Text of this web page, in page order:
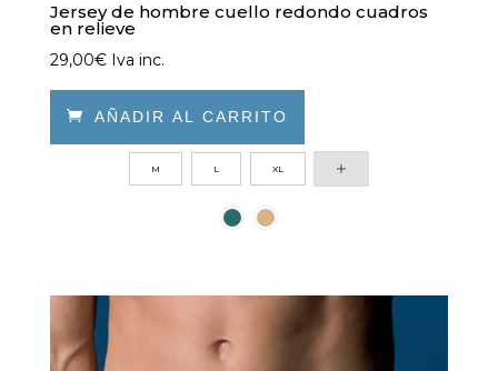
Jersey de hombre cuello redondo cuadros
en relieve
29,00€ Iva inc.
 AÑADIR AL CARRITO
Las
opciones
se
M L XL